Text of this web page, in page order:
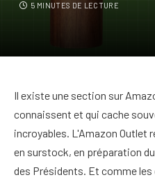
5 MINUTES DE LECTURE
Il existe une section sur
connaissent et qui cache
incroyables. L'Amazon Outlet
en surstock, en préparation
des Présidents. Et comme